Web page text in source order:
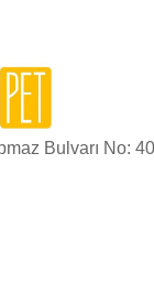
Bulvarı No: